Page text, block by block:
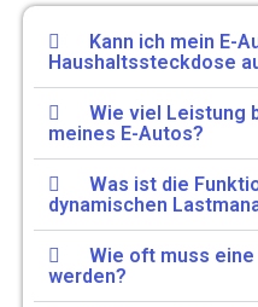
Kann ich mein E-
Haushaltssteckdose
Wie viel Leistung
meines E-Autos?
Was ist die
dynamischen
Wie oft muss
werden?